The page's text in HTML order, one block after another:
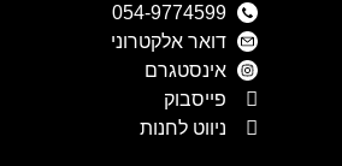
054-9774599
דואר אלקטרוני
אינסטגרם
פייסבוק
ניווט לחנות